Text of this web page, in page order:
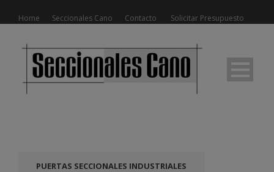
Home Seccionales Cano Contacto Solicitar Presupuesto
PUERTAS SECCIONALES INDUSTRIALES